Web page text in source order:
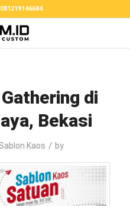
di
Bekasi
Sablon Kaos / by